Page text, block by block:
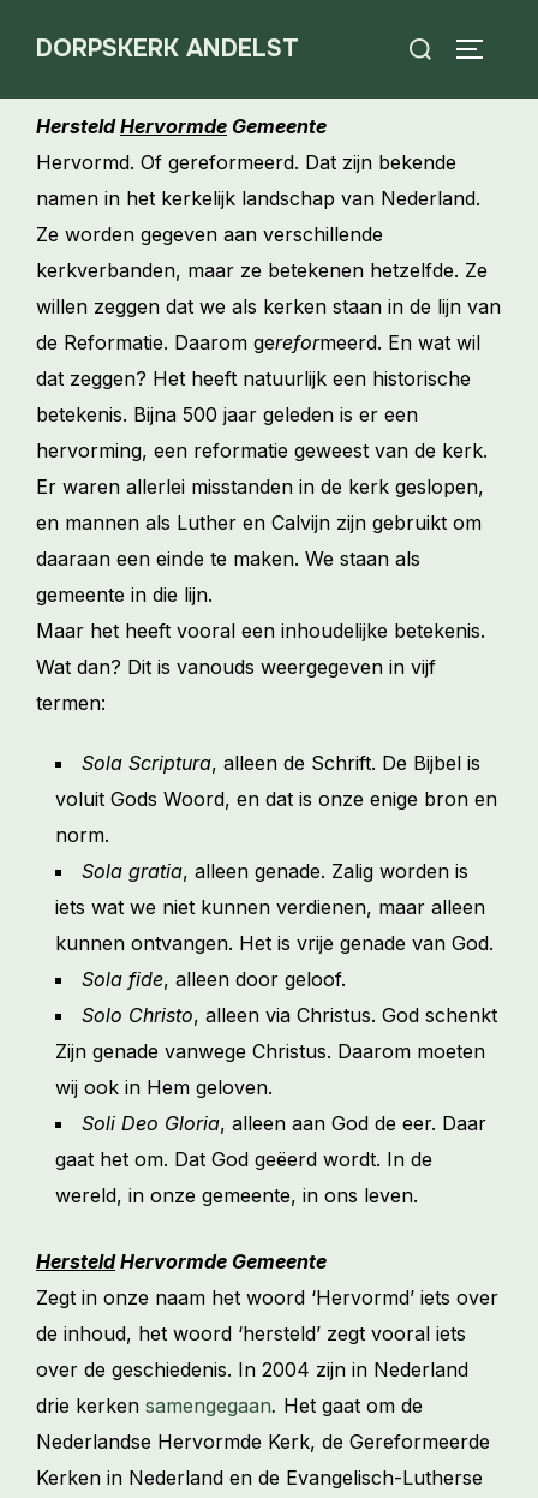
DORPSKERK ANDELST
HersteldHervormde Gemeente
Hervormd. Of gereformeerd. Dat zijn bekende
namen in het kerkelijk landschap van Nederland.
Ze worden gegeven aan verschillende
kerkverbanden, maar ze betekenen hetzelfde. Ze
willen zeggen dat we als kerken staan in de lijn van
de Reformatie. Daarom gereformeerd. En wat wil
dat zeggen? Het heeft natuurlijk een historische
betekenis. Bijna 500 jaar geleden is er een
hervorming, een reformatie geweest van de kerk.
Er waren allerlei misstanden in de kerk geslopen,
en mannen als Luther en Calvijn zijn gebruikt om
daaraan een einde te maken. We staan als
gemeente in die lijn.
Maar het heeft vooral een inhoudelijke betekenis.
Wat dan? Dit is vanouds weergegeven in vijf
termen:
Sola Scriptura, alleen de Schrift. De Bijbel is
voluit Gods Woord, en dat is onze enige bron en
norm.
Sola gratia, alleen genade. Zalig worden is
iets wat we niet kunnen verdienen, maar alleen
kunnen ontvangen. Het is vrije genade van God.
Sola fide, alleen door geloof.
Solo Christo, alleen via Christus. God schenkt
Zijn genade vanwege Christus. Daarom moeten
wij ook in Hem geloven.
Soli Deo Gloria, alleen aan God de eer. Daar
gaat het om. Dat God geëerd wordt. In de
wereld, in onze gemeente, in ons leven.
HersteldHervormde Gemeente
Zegt in onze naam het woord ‘Hervormd’ iets over
de inhoud, het woord ‘hersteld’ zegt vooral iets
over de geschiedenis. In 2004 zijn in Nederland
drie kerken samengegaan. Het gaat om de
Nederlandse Hervormde Kerk, de Gereformeerde
Kerken in Nederland en de Evangelisch-Lutherse